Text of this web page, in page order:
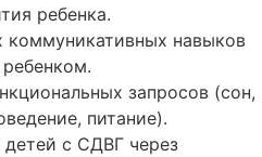
ребенка.
коммуникативных навыков
запросов (сон,
питание).
с СДВГ через